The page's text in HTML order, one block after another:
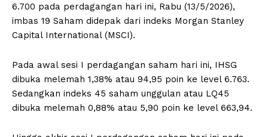
6.700 pada perdagangan hari ini, Rabu (13/5/2026),
imbas 19 Saham didepak dari indeks Morgan Stanley
Capital International (MSCI).
Pada awal sesi I perdagangan saham hari ini, IHSG
dibuka melemah 1,38% atau 94,95 poin ke level 6.763.
Sedangkan indeks 45 saham unggulan atau LQ45
dibuka melemah 0,88% atau 5,90 poin ke level 663,94.